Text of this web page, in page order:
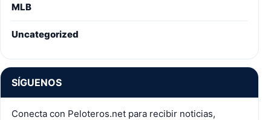
MLB
Uncategorized
SÍGUENOS
Conecta con Peloteros.net para recibir noticias,